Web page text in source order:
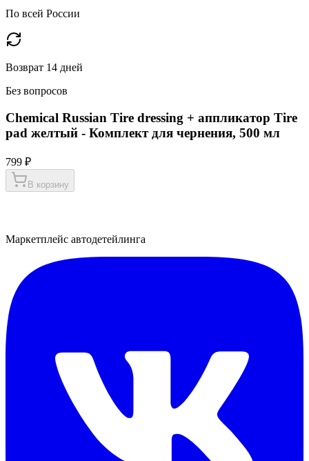
По всей России
Возврат 14 дней
Без вопросов
Chemical Russian Tire dressing + аппликатор Tire
pad желтый - Комплект для чернения, 500 мл
799 ₽
В корзину
Маркетплейс автодетейлинга